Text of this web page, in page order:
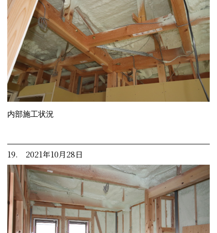
内部施工状況
19. 2021年10月28日